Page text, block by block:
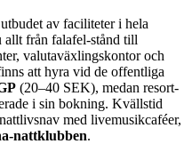
av faciliteter i hela
allt från falafel-stånd till
valutaväxlingskontor och
att hyra vid de offentliga
(20–40 SEK), medan resort-
i sin bokning. Kvällstid
med livemusikcaféer,
nattklubben.